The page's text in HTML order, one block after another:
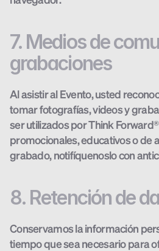
7. Medios de
grabaciones
Al asistir al Evento, usted
tomar fotografías, videos y
ser utilizados por Think
promocionales, educativos o de
grabado, notifíquenoslo con
8. Retención de
Conservamos la información
tiempo que sea necesario para